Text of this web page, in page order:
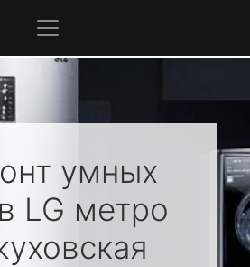
умных
LG метро